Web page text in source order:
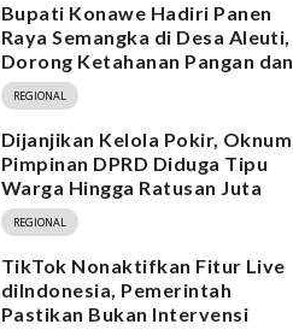
Bupati Konawe Hadiri Panen
Raya Semangka di Desa Aleuti,
Dorong Ketahanan Pangan dan
Program MBG
REGIONAL
Dijanjikan Kelola Pokir, Oknum
Pimpinan DPRD Diduga Tipu
Warga Hingga Ratusan Juta
REGIONAL
TikTok Nonaktifkan Fitur Live
diIndonesia, Pemerintah
Pastikan Bukan Intervensi